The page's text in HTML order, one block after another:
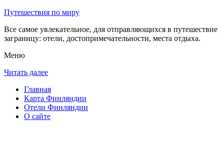
Путешествия по миру
Все самое увлекательное, для отправляющихся в путешествие
заграницу: отели, достопримечательности, места отдыха.
Меню
Читать далее
Главная
Карта Финляндии
Отели Финляндии
О сайте